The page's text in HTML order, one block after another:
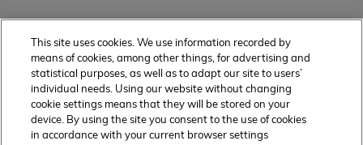
This site uses cookies. We use information recorded by
means of cookies, among other things, for advertising and
statistical purposes, as well as to adapt our site to users’
individual needs. Using our website without changing
cookie settings means that they will be stored on your
device. By using the site you consent to the use of cookies
in accordance with your current browser settings